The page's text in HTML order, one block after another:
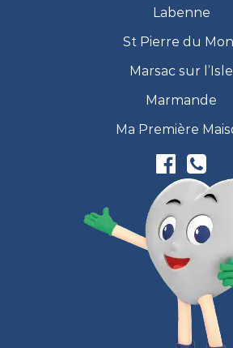
Labenne
St Pierre du
Marsac sur l’Isle
Marmande
Ma Première